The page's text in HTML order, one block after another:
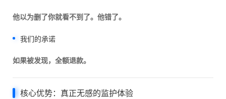
他以为删了你就看不到了。他错了。
我们的承诺
如果被发现，全额退款。
核心优势：真正无感的监护体验